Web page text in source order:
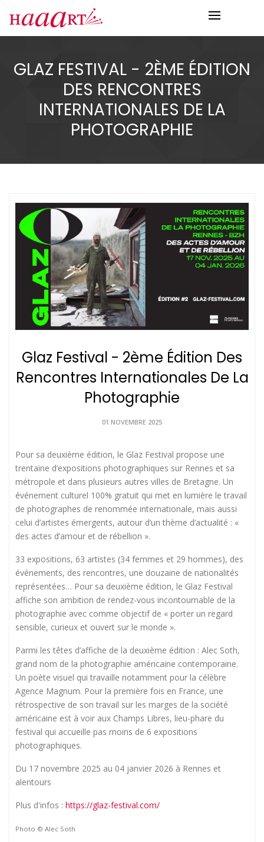
GLAZ FESTIVAL - 2ÈME ÉDITION
DES RENCONTRES
INTERNATIONALES DE LA
PHOTOGRAPHIE
Glaz Festival - 2ème Édition Des
Rencontres Internationales De La
Photographie
01 NOVEMBRE 2025
Pour sa deuxième édition, le Glaz Festival propose une
trentaine d’expositions photographiques sur Rennes et sa
métropole et dans plusieurs autres villes de Bretagne. Un
événement culturel 100% gratuit qui met en lumière le travail
de photographes de renommée internationale, mais aussi
celui d’artistes émergents, autour d’un thème d’actualité : «
des actes d’amour et de rébellion ».
33 expositions, 63 artistes (34 femmes et 29 hommes), des
événements, des rencontres, une douzaine de nationalités
représentées… Pour sa deuxième édition, le Glaz Festival
affiche son ambition de rendez-vous incontournable de la
photographie avec comme objectif de « porter un regard
sensible, curieux et ouvert sur le monde ».
Parmi les têtes d’affiche de la deuxième édition : Alec Soth,
grand nom de la photographie américaine contemporaine.
Un poète visuel qui travaille notamment pour la célèbre
Agence Magnum. Pour la première fois en France, une
rétrospective de son travail sur les marges de la société
américaine est à voir aux Champs Libres, lieu-phare du
festival qui accueille pas moins de 6 expositions
photographiques.
Du 17 novembre 2025 au 04 janvier 2026 à Rennes et
alentours
Plus d'infos : https://glaz-festival.com/
Photo © Alec Soth